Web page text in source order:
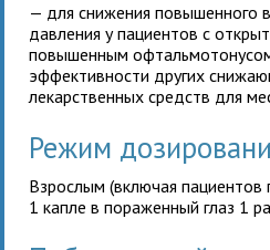
— для снижения повышенного
давления у пациентов с
повышенным
эффективности других
лекарственных средств для
Режим
Взрослым (включая пациентов
1 капле в пораженный глаз 1